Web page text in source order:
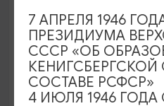
МАСТЕР-КЛАССЫ
7 АПРЕЛЯ 1946
ПРЕЗИДИУМА
СССР «ОБ
КЕНИГСБЕРГСКОЙ
СОСТАВЕ РСФСР»
4 ИЮЛЯ 1946